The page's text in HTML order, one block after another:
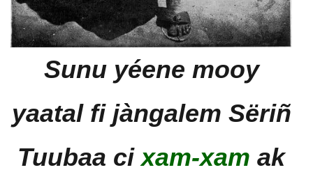
Sunu yéene mooy
yaatal fi jàngalem Sëriñ
Tuubaa cixam-xam ak